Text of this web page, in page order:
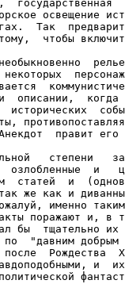
освещение
Так
чтобы
описании,  когда
исторических
правит
степени
озлобленные  и
статей  и
же как и
именно
поражают и, в
бы  тщательно их
"давним добрым
Рождества
и